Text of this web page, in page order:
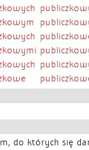
do których się